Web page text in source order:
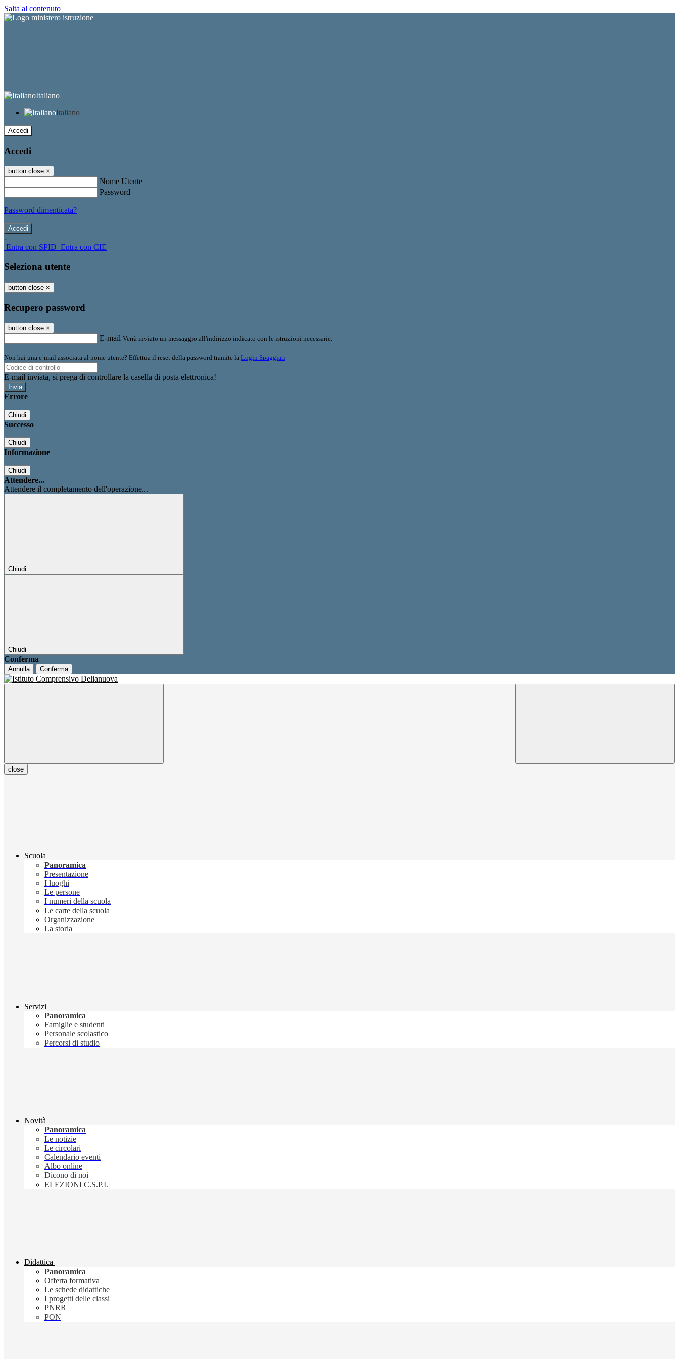
Salta al contenuto
Italiano
Italiano
Accedi
Accedi
button close ×
Nome Utente
Password
Password dimenticata?
-
Entra con SPID Entra con CIE
Seleziona utente
button close ×
Recupero password
button close ×
E-mail Verrà inviato un messaggio all'indirizzo indicato con le istruzioni necessarie.
Non hai una e-mail associata al nome utente? Effettua il reset della password tramite la Login Spaggiari
E-mail inviata, si prega di controllare la casella di posta elettronica!
Errore
Chiudi
Successo
Chiudi
Informazione
Chiudi
Attendere...
Attendere il completamento dell'operazione...
Chiudi
Chiudi
Conferma
Annulla Conferma
close
Scuola
Panoramica
Presentazione
I luoghi
Le persone
I numeri della scuola
Le carte della scuola
Organizzazione
La storia
Servizi
Panoramica
Famiglie e studenti
Personale scolastico
Percorsi di studio
Novità
Panoramica
Le notizie
Le circolari
Calendario eventi
Albo online
Dicono di noi
ELEZIONI C.S.P.I.
Didattica
Panoramica
Offerta formativa
Le schede didattiche
I progetti delle classi
PNRR
PON